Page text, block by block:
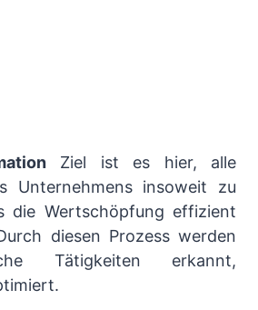
Ziel ist es hier, alle
Unternehmens insoweit zu
die Wertschöpfung effizient
diesen Prozess werden
Tätigkeiten erkannt,